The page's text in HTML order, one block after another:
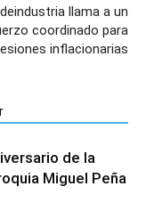
llama a un
coordinado para
inflacionarias
de la
Miguel Peña